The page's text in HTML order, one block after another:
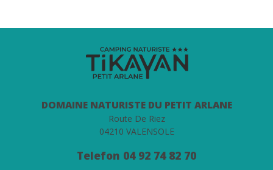
DOMAINE NATURISTE DU PETIT ARLANE
Route De Riez
04210 VALENSOLE
Telefon 04 92 74 82 70